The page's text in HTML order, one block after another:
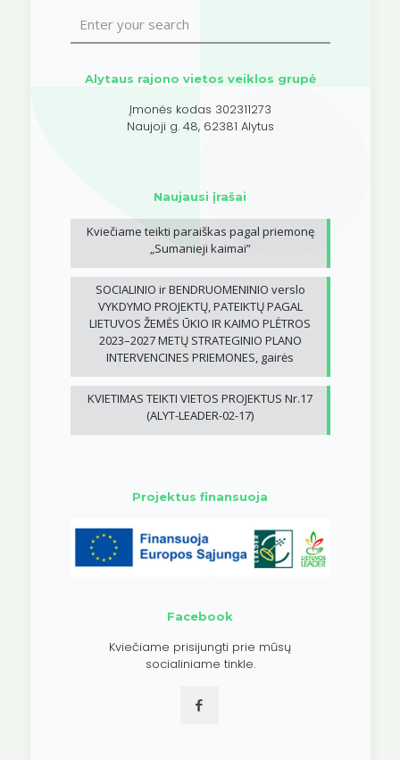
Alytaus rajono vietos veiklos grupė
Įmonės kodas 302311273
Naujoji g. 48, 62381 Alytus
Naujausi įrašai
Kviečiame teikti paraiškas pagal priemonę
„Sumanieji kaimai”
SOCIALINIO ir BENDRUOMENINIO verslo
VYKDYMO PROJEKTŲ, PATEIKTŲ PAGAL
LIETUVOS ŽEMĖS ŪKIO IR KAIMO PLĖTROS
2023–2027 METŲ STRATEGINIO PLANO
INTERVENCINES PRIEMONES, gairės
KVIETIMAS TEIKTI VIETOS PROJEKTUS Nr.17
(ALYT-LEADER-02-17)
Projektus finansuoja
Facebook
Kviečiame prisijungti prie mūsų
socialiniame tinkle.